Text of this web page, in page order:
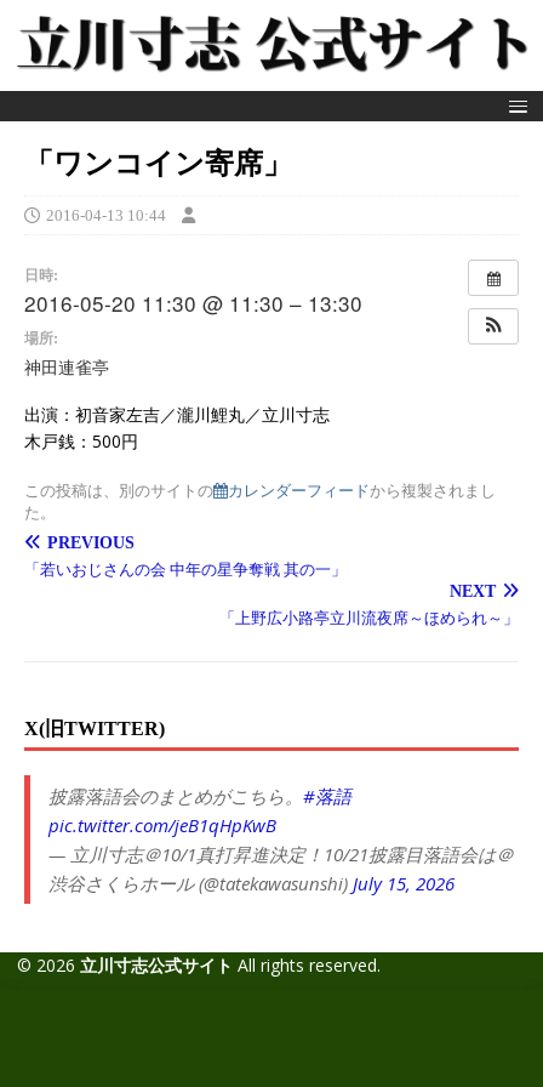
「ワンコイン寄席」
2016-04-13 10:44
日時:
2016-05-20 11:30 @ 11:30 – 13:30
場所:
神田連雀亭
出演：初音家左吉／瀧川鯉丸／立川寸志
木戸銭：500円
この投稿は、別のサイトの カレンダーフィードから複製されまし
た。
PREVIOUS
「若いおじさんの会 中年の星争奪戦 其の一」
NEXT
「上野広小路亭立川流夜席～ほめられ～」
X(旧TWITTER)
披露落語会のまとめがこちら。 #落語
pic.twitter.com/jeB1qHpKwB
— 立川寸志＠10/1真打昇進決定！10/21披露目落語会は＠
渋谷さくらホール (@tatekawasunshi) July 15, 2026
© 2026 立川寸志公式サイト All rights reserved.